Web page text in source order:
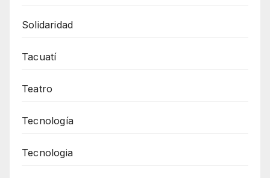
Solidaridad
Tacuatí
Teatro
Tecnología
Tecnologia